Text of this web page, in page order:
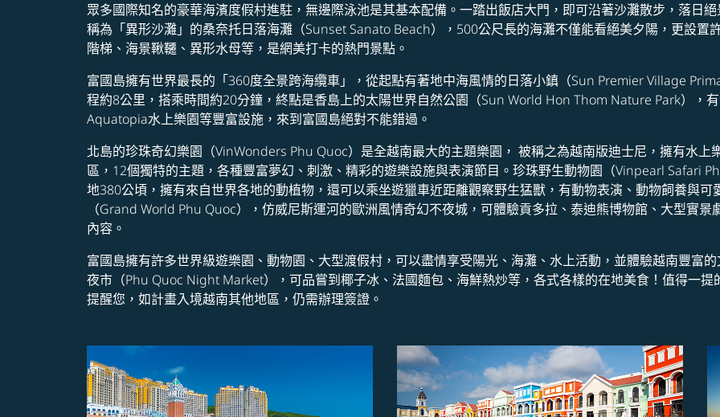
眾多國際知名的豪華海濱度假村進駐，無邊際泳池是其基本配備。一踏出飯店大門，即可沿著沙灘散步，落日
稱為「異形沙灘」的桑奈托日落海灘（Sunset Sanato Beach），500公尺長的海灘不僅能看絕美夕陽，更設置
階梯、海景鞦韆、異形水母等，是網美打卡的熱門景點。
富國島擁有世界最長的「360度全景跨海纜車」，從起點有著地中海風情的日落小鎮（Sun Premier Village
程約8公里，搭乘時間約20分鐘，終點是香島上的太陽世界自然公園（Sun World Hon Thom Nature Park），
Aquatopia水上樂園等豐富設施，來到富國島絕對不能錯過。
北島的珍珠奇幻樂園（VinWonders Phu Quoc）是全越南最大的主題樂園， 被稱之為越南版迪士尼，擁有水上
區，12個獨特的主題，各種豐富夢幻、刺激、精彩的遊樂設施與表演節目。珍珠野生動物園（Vinpearl Safari
地380公頃，擁有來自世界各地的動植物，還可以乘坐遊獵車近距離觀察野生猛獸，有動物表演、動物飼養與
（Grand World Phu Quoc），仿威尼斯運河的歐洲風情奇幻不夜城，可體驗貢多拉、泰迪熊博物館、大型實
內容。
富國島擁有許多世界級遊樂園、動物園、大型渡假村，可以盡情享受陽光、海灘、水上活動，並體驗越南豐富
夜市（Phu Quoc Night Market），可品嘗到椰子冰、法國麵包、海鮮熱炒等，各式各樣的在地美食！值得一
提醒您，如計畫入境越南其他地區，仍需辦理簽證。